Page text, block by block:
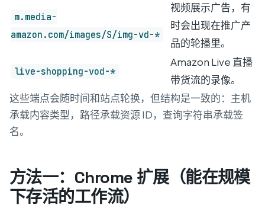
m.media-
amazon.com/images/S/img-vd-*
视频展示广告，有
时会出现在推广产
品的轮播里。
live-shopping-vod-*
Amazon Live 直播
带货流的录像。
这些端点会随时间和站点轮换，但结构是一致的：主机
承载内容类型，路径承载资源 ID，查询字符串承载签
名。
方法一：Chrome 扩展（能在规模
下存活的工作流）